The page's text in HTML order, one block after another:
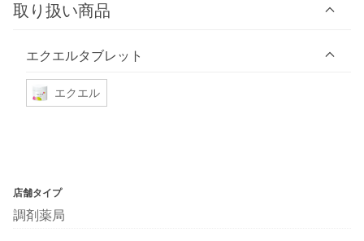
取り扱い商品
エクエルタブレット
エクエル
店舗タイプ
調剤薬局